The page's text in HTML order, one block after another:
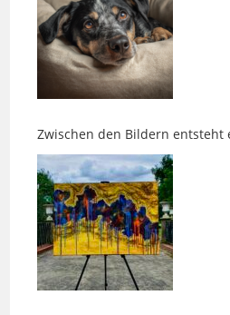
Zwischen den Bildern entsteht
Morgens um fünf ist die Welt